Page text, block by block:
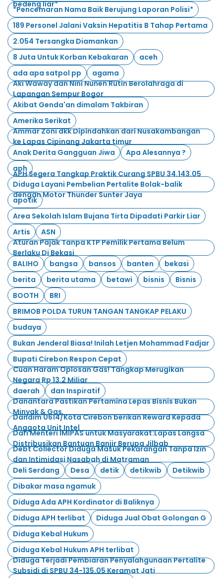
bedeng liar*
*Pencemaran Nama Baik Berujung Laporan Polisi*
189 Personel Jalani Vaksin Hepatitis B Tahap Pertama
2.054 Tersangka Diamankan
8 Juta Untuk Korban Kebakaran
aceh
ada apa satpol pp
agama
Aki Waway dan Nini Nunen Rutin Berolahraga di
Lapangan Sempur Bogor
Akibat Genda'an dimalam Takbiran
Amerika Serikat
Ammar Zoni dkk Dipindahkan dari Nusakambangan
ke Lapas Cipinang Jakarta timur
Anak Derita Gangguan Jiwa
Apa Alesannya ?
aph
APH Segera Tangkap Praktik Curang SPBU 34.143.05
Diduga Layani Pembelian Pertalite Bolak-balik
dengan Motor Thunder Sunter Jaya
apotik
Area Sekolah Islam Bujana Tirta Dipadati Parkir Liar
Artis
ASN
Aturan Pajak Tanpa KTP Pemilik Pertama Belum
Berlaku Di Bekasi
BALIHO
bangsa bansos banten
bekasi
berita
berita utama betawi bisnis
Bisnis
BOOTH
BRI
BRIMOB POLDA TURUN TANGAN TANGKAP PELAKU
budaya
Bukan Jenderal Biasa! Inilah Letjen Mohammad Fadjar
Bupati Cirebon Respon Cepat
Cuan Haram Oplosan Gas! Tangkap Merugikan
Negara Rp 13.2 Miliar
daerah
dan Inspiratif
Danantara Pastikan Pertamina Lepas Bisnis Bukan
Minyak & Gas
Dandim 0614/Kota Cirebon berikan Reward Kepada
Anggota Unit Intel
Dari Menteri IMIPAS untuk Masyarakat:Lapas Langsa
Distribusikan Bantuan Banjir Berupa Jilbab
Debt Collector Diduga Masuk Pekarangan Tanpa Izin
dan Intimidasi Nasabah di Matraman
Deli Serdang
Desa detik detikwib
Detikwib
Dibakar masa ngamuk
Diduga Ada APH Kordinator di Baliknya
Diduga APH terlibat
Diduga Jual Obat Golongan G
Diduga Kebal Hukum
Diduga Kebal Hukum APH terlibat
Diduga Terjadi Pembiaran Penyalahgunaan Pertalite
Subsidi di SPBU 34-135.05 Keramat Jati